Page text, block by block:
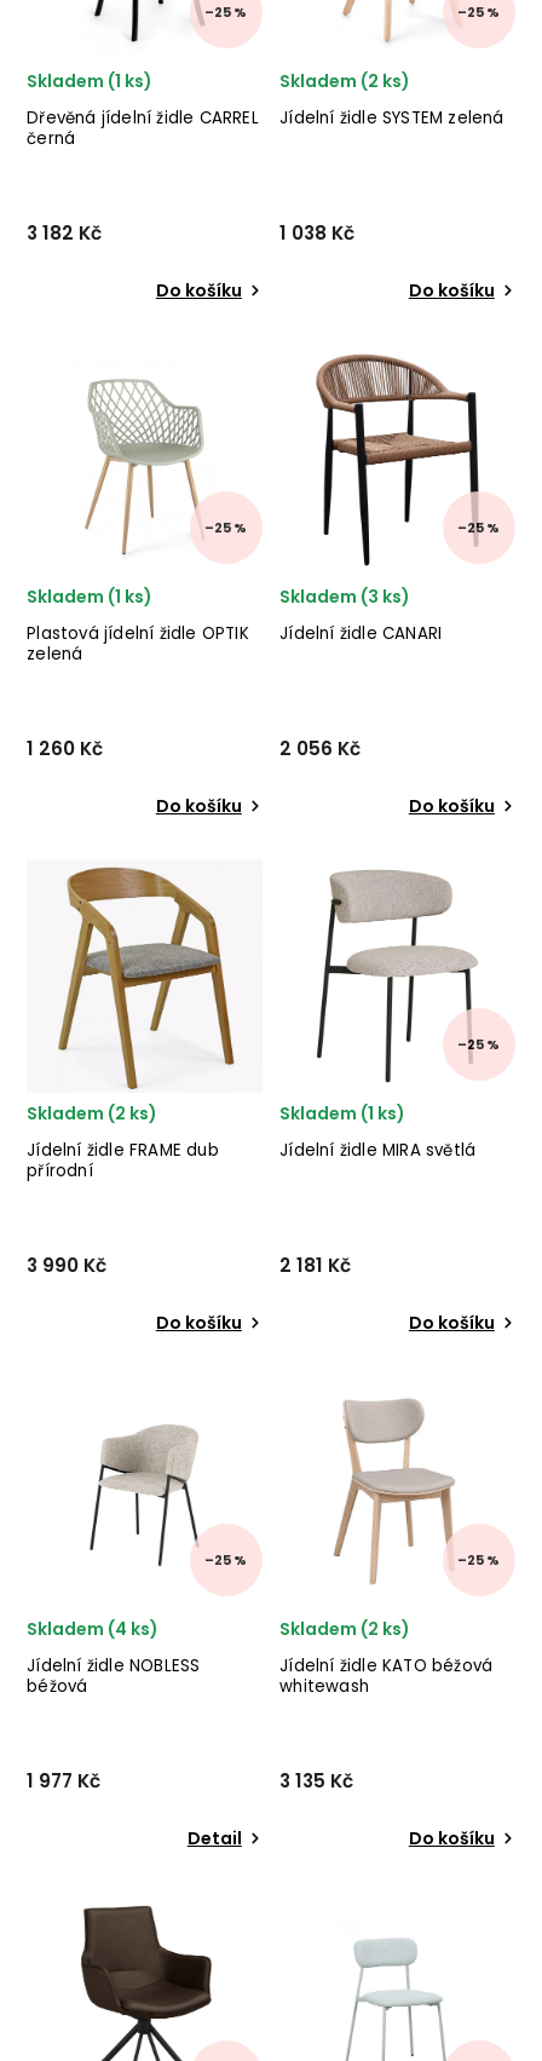
–25 %
Dřevěná jídelní židle CARREL
černá
Skladem (1 ks)
3 182 Kč
Do košíku
BIZZOTTO v krásném
provedení černě
lakovaného dřeva. ✅ krásný
nábytek ✅ kvalitní materiály
✅ n...
–25 %
Jídelní židle SYSTEM zelená
Skladem (2 ks)
1 038 Kč
Do košíku
výrobce stylového nábytku
BIZZOTTO v kombinaci
dřevěných nohou a
zeleného sedáku. ✅ krásný
nábytek ✅ kvalitní materiály
✅ n...
–25 %
Plastová jídelní židle OPTIK
zelená
Skladem (1 ks)
1 260 Kč
Do košíku
stylového nábytku BIZZOTTO
v provedení plastového
sedáku a kovových nohou.
✅ krásný nábytek ✅ kvalitní
materiály ✅ ...
–25 %
Jídelní židle CANARI
Skladem (3 ks)
2 056 Kč
Do košíku
nádherného nábytku HOUSE
NORDIC v provedení hliníku
a umělého ratanu.
Jídelní židle FRAME dub
přírodní
Skladem (2 ks)
3 990 Kč
Do košíku
nábytku MURDIA z dubového
dřeva s šedým čalouněním.
–25 %
Jídelní židle MIRA světlá
Skladem (1 ks)
2 181 Kč
Do košíku
dodavatele nádherné
nábytku HOUSE NORDIC ve
světlém provedení.
–25 %
Jídelní židle NOBLESS
béžová
Skladem (4 ks)
1 977 Kč
Detail
nábytku INVICTA v
kombinaci kovu a béžového
–25 %
Jídelní židle KATO béžová
whitewash
Skladem (2 ks)
3 135 Kč
Do košíku
nábytku ROWICO s dubovou
kostrou světlé barvy a
polstrovaným sedákem v
béžové barvě. ✅ krásný
ná...